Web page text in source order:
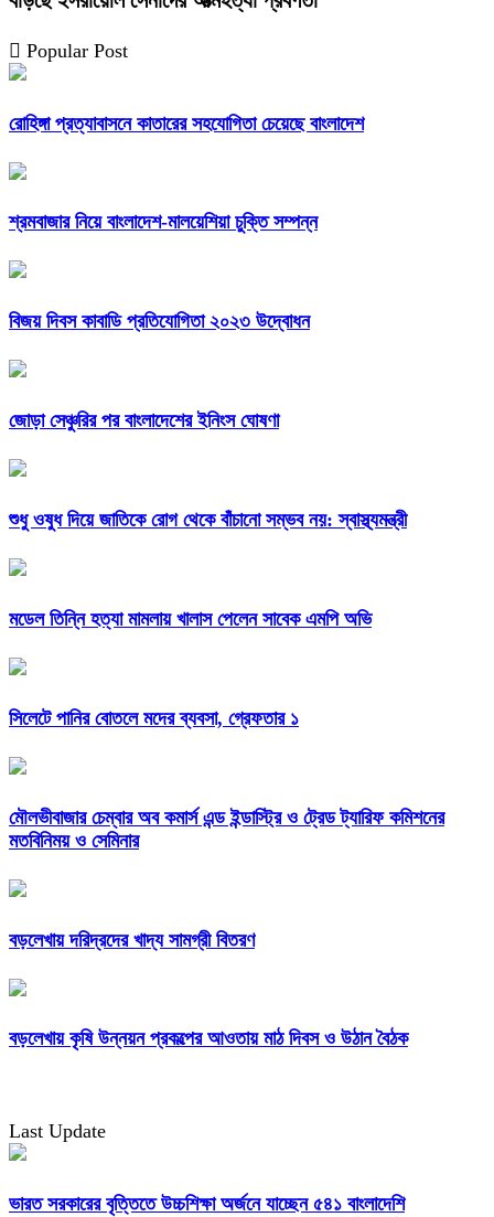
Popular Post
রোহিঙ্গা প্রত্যাবাসনে কাতারের সহযোগিতা চেয়েছে বাংলাদেশ
শ্রমবাজার নিয়ে বাংলাদেশ-মালয়েশিয়া চুক্তি সম্পন্ন
বিজয় দিবস কাবাডি প্রতিযোগিতা ২০২৩ উদ্বোধন
জোড়া সেঞ্চুরির পর বাংলাদেশের ইনিংস ঘোষণা
শুধু ওষুধ দিয়ে জাতিকে রোগ থেকে বাঁচানো সম্ভব নয়: স্বাস্থ্যমন্ত্রী
মডেল তিন্নি হত্যা মামলায় খালাস পেলেন সাবেক এমপি অভি
সিলেটে পানির বোতলে মদের ব্যবসা, গ্রেফতার ১
মৌলভীবাজার চেম্বার অব কমার্স এন্ড ইন্ডাস্ট্রি ও ট্রেড ট্যারিফ কমিশনের
মতবিনিময় ও সেমিনার
বড়লেখায় দরিদ্রদের খাদ্য সামগ্রী বিতরণ
বড়লেখায় কৃষি উন্নয়ন প্রকল্পের আওতায় মাঠ দিবস ও উঠান বৈঠক
Last Update
ভারত সরকারের বৃত্তিতে উচ্চশিক্ষা অর্জনে যাচ্ছেন ৫৪১ বাংলাদেশি